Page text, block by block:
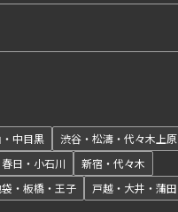
中目黒
渋谷・松濤・代々木上原
日・小石川
新宿・代々木
袋・板橋・王子 戸越・大井・蒲田